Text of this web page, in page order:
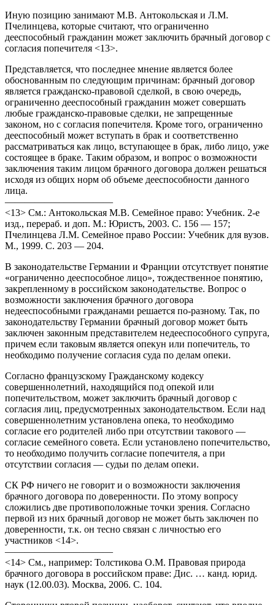
Иную позицию занимают М.В. Антокольская и Л.М.
Пчелинцева, которые считают, что ограниченно
дееспособный гражданин может заключить брачный договор с
согласия попечителя <13>.
Представляется, что последнее мнение является более
обоснованным по следующим причинам: брачный договор
является гражданско-правовой сделкой, в свою очередь,
ограниченно дееспособный гражданин может совершать
любые гражданско-правовые сделки, не запрещенные
законом, но с согласия попечителя. Кроме того, ограниченно
дееспособный может вступать в брак и соответственно
рассматриваться как лицо, вступающее в брак, либо лицо, уже
состоящее в браке. Таким образом, и вопрос о возможности
заключения таким лицом брачного договора должен решаться
исходя из общих норм об объеме дееспособности данного
лица.
———————————
<13> См.: Антокольская М.В. Семейное право: Учебник. 2-е
изд., перераб. и доп. М.: Юристъ, 2003. С. 156 — 157;
Пчелинцева Л.М. Семейное право России: Учебник для вузов.
М., 1999. С. 203 — 204.
В законодательстве Германии и Франции отсутствует понятие
«ограниченно дееспособное лицо», тождественное понятию,
закрепленному в российском законодательстве. Вопрос о
возможности заключения брачного договора
недееспособными гражданами решается по-разному. Так, по
законодательству Германии брачный договор может быть
заключен законным представителем недееспособного супруга,
причем если таковым является опекун или попечитель, то
необходимо получение согласия суда по делам опеки.
Согласно французскому Гражданскому кодексу
совершеннолетний, находящийся под опекой или
попечительством, может заключить брачный договор с
согласия лиц, предусмотренных законодательством. Если над
совершеннолетним установлена опека, то необходимо
согласие его родителей либо при отсутствии такового —
согласие семейного совета. Если установлено попечительство,
то необходимо получить согласие попечителя, а при
отсутствии согласия — судьи по делам опеки.
СК РФ ничего не говорит и о возможности заключения
брачного договора по доверенности. По этому вопросу
сложились две противоположные точки зрения. Согласно
первой из них брачный договор не может быть заключен по
доверенности, т.к. он тесно связан с личностью его
участников <14>.
———————————
<14> См., например: Толстикова О.М. Правовая природа
брачного договора в российском праве: Дис. … канд. юрид.
наук (12.00.03). Москва, 2006. С. 104.